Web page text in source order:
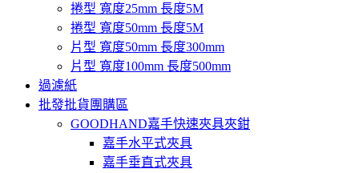
捲型 寬度25mm 長度5M
捲型 寬度50mm 長度5M
片型 寬度50mm 長度300mm
片型 寬度100mm 長度500mm
過濾紙
批發批貨團購區
GOODHAND嘉手快速夾具夾鉗
嘉手水平式夾具
嘉手垂直式夾具